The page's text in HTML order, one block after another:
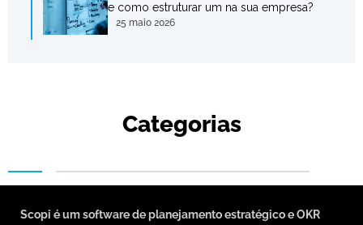
e como estruturar um na sua empresa?
25 maio 2026
Categorias
Scopi é um software de planejamento estratégico e OKR